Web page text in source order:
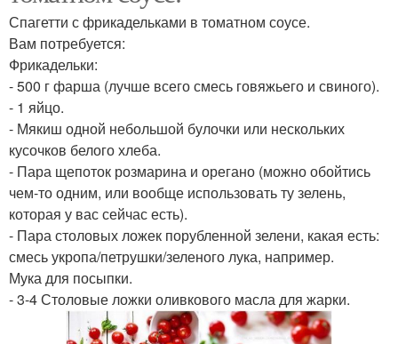
Спагетти с фрикадельками в томатном соусе.
Вам потребуется:
Фрикадельки:
- 500 г фарша (лучше всего смесь говяжьего и свиного).
- 1 яйцо.
- Мякиш одной небольшой булочки или нескольких
кусочков белого хлеба.
- Пара щепоток розмарина и орегано (можно обойтись
чем-то одним, или вообще использовать ту зелень,
которая у вас сейчас есть).
- Пара столовых ложек порубленной зелени, какая есть:
смесь укропа/петрушки/зеленого лука, например.
Мука для посыпки.
- 3-4 Столовые ложки оливкового масла для жарки.